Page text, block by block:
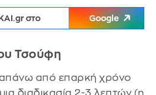
στο Google
Τσούφη
από επαρκή χρόνο